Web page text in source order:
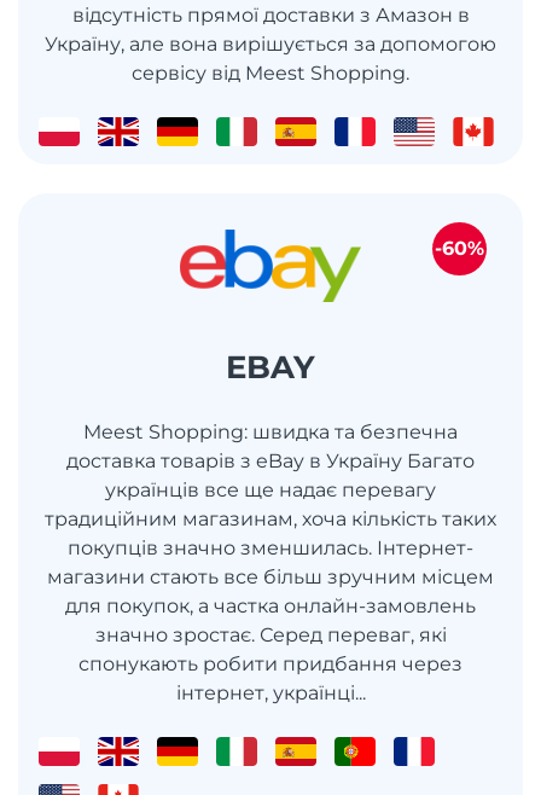
відсутність прямої доставки з Амазон в
Україну, але вона вирішується за допомогою
сервісу від Meest Shopping.
EBAY
Meest Shopping: швидка та безпечна
доставка товарів з eBay в Україну Багато
українців все ще надає перевагу
традиційним магазинам, хоча кількість таких
покупців значно зменшилась. Інтернет-
магазини стають все більш зручним місцем
для покупок, а частка онлайн-замовлень
значно зростає. Серед переваг, які
спонукають робити придбання через
інтернет, українці...
-60%